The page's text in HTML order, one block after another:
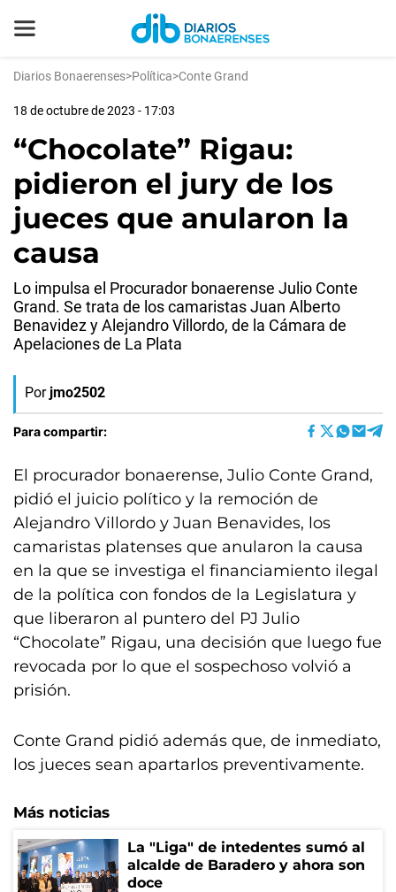
Diarios Bonaerenses>Política>Conte Grand
18 de octubre de 2023 - 17:03
“Chocolate” Rigau:
pidieron el jury de los
jueces que anularon la
causa
Lo impulsa el Procurador bonaerense Julio Conte
Grand. Se trata de los camaristas Juan Alberto
Benavidez y Alejandro Villordo, de la Cámara de
Apelaciones de La Plata
Por jmo2502
Para compartir:
El procurador bonaerense, Julio Conte Grand,
pidió el juicio político y la remoción de
Alejandro Villordo y Juan Benavides, los
camaristas platenses que anularon la causa
en la que se investiga el financiamiento ilegal
de la política con fondos de la Legislatura y
que liberaron al puntero del PJ Julio
“Chocolate” Rigau, una decisión que luego fue
revocada por lo que el sospechoso volvió a
prisión.
Conte Grand pidió además que, de inmediato,
los jueces sean apartarlos preventivamente.
Más noticias
La "Liga" de intedentes sumó al
alcalde de Baradero y ahora son
doce